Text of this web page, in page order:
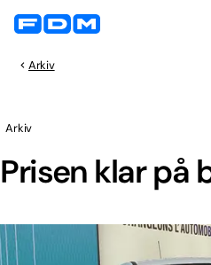
Arkiv
Prisen klar på
Arkiv